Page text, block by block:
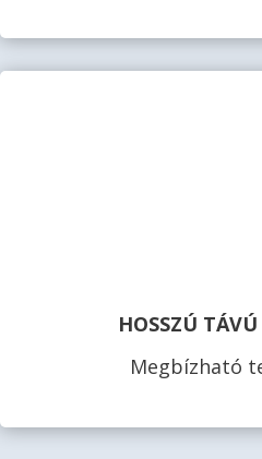
HOSSZÚ
Megbízható